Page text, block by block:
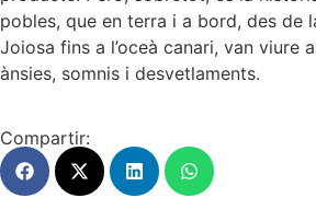
pobles, que en terra i a bord, des de
Joiosa fins a l’oceà canari, van viure
ànsies, somnis i desvetlaments.
Compartir: